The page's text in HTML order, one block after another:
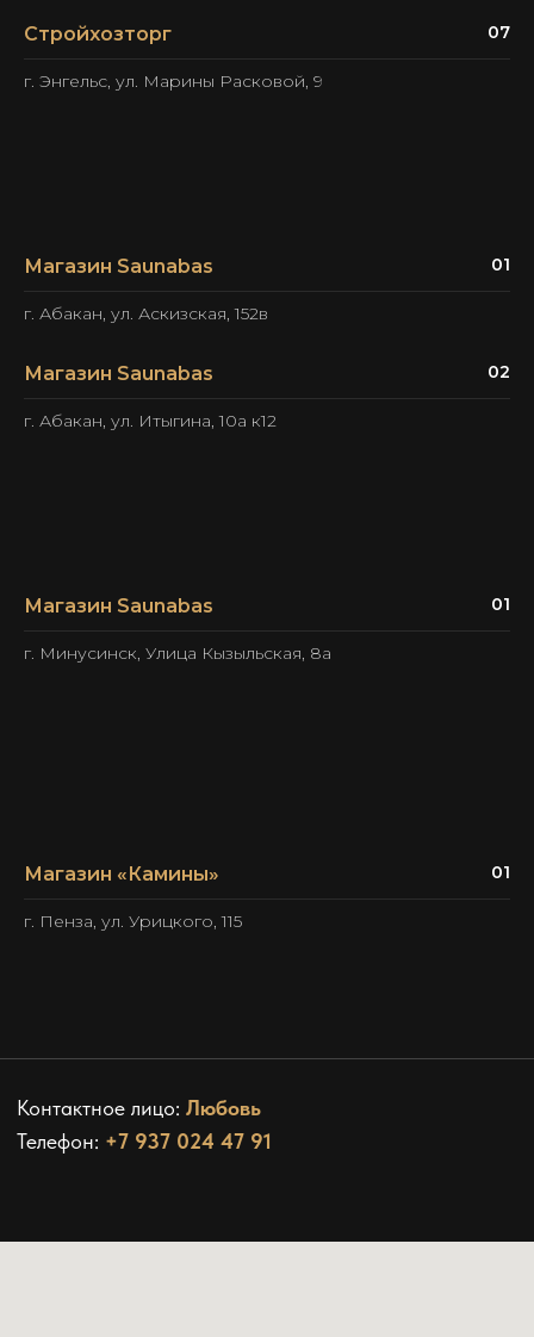
Стройхозторг 07
г. Энгельс, ул. Марины Расковой, 9
Магазин Saunabas 01
г. Абакан, ул. Аскизская, 152в
Магазин Saunabas 02
г. Абакан, ул. Итыгина, 10а к12
Магазин Saunabas 01
г. Минусинск, Улица Кызыльская, 8а
Магазин «Камины» 01
г. Пенза, ул. Урицкого, 115